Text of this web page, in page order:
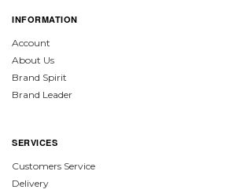
INFORMATION
Account
About Us
Brand Spirit
Brand Leader
SERVICES
Customers Service
Delivery